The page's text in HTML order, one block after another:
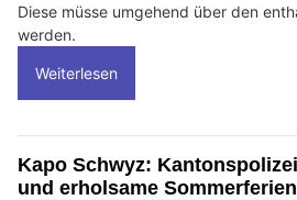
Diese müsse umgehend über den
werden.
Weiterlesen
Kapo Schwyz:
und erholsame Sommerferien